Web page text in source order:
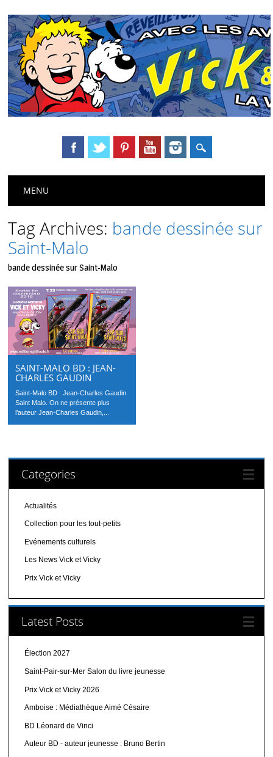
Main menu
MENU
Tag Archives: bande dessinée sur
Saint-Malo
bande dessinée sur Saint-Malo
SAINT-MALO BD : JEAN-
CHARLES GAUDIN
Saint-Malo BD : Jean-Charles Gaudin
Saint Malo. On ne présente plus
l’auteur Jean-Charles Gaudin,...
Categories
Actualités
Collection pour les tout-petits
Evénements culturels
Les News Vick et Vicky
Prix Vick et Vicky
Latest Posts
Élection 2027
Saint-Pair-sur-Mer Salon du livre jeunesse
Prix Vick et Vicky 2026
Amboise : Médiathèque Aimé Césaire
BD Léonard de Vinci
Auteur BD - auteur jeunesse : Bruno Bertin